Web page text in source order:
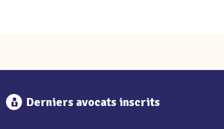
Derniers avocats inscrits